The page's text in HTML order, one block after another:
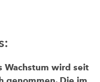
Wachstum wird seit